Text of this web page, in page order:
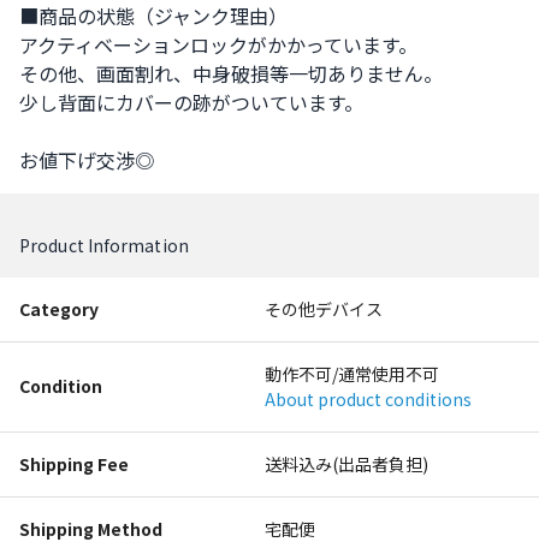
■商品の状態（ジャンク理由）
アクティベーションロックがかかっています。
その他、画面割れ、中身破損等一切ありません。
少し背面にカバーの跡がついています。
お値下げ交渉◎
Product Information
Category その他デバイス
Condition
動作不可/通常使用不可
About product conditions
Shipping Fee 送料込み(出品者負担)
Shipping Method 宅配便